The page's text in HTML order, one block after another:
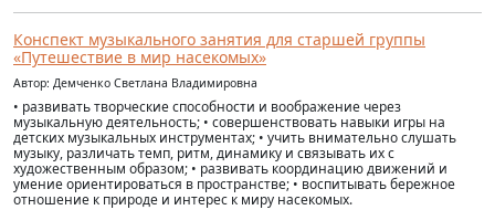
Конспект музыкального занятия для старшей группы
«Путешествие в мир насекомых»
Автор: Демченко Светлана Владимировна
• развивать творческие способности и воображение через
музыкальную деятельность; • совершенствовать навыки игры на
детских музыкальных инструментах; • учить внимательно слушать
музыку, различать темп, ритм, динамику и связывать их с
художественным образом; • развивать координацию движений и
умение ориентироваться в пространстве; • воспитывать бережное
отношение к природе и интерес к миру насекомых.